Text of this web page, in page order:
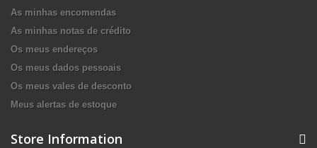
As minhas encomendas
As minhas notas de crédito
Os meus endereços
Os meus dados pessoais
Os meus vales de desconto
Meus alertas de estoque
Store Information